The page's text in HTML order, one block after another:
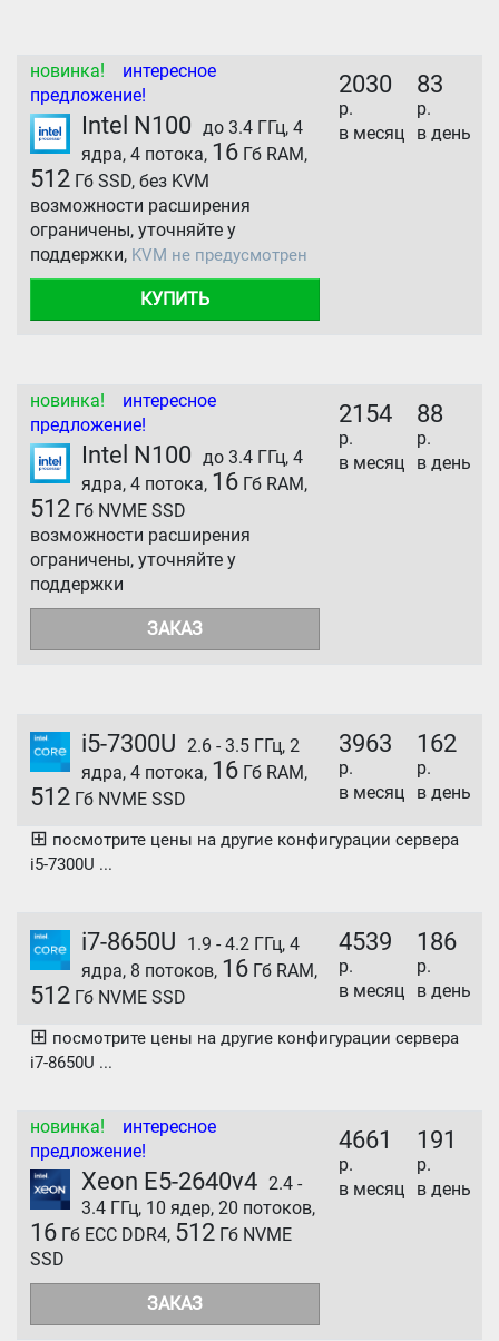
новинка! интересное
предложение!
Intel N100 до 3.4 ГГц, 4
ядра, 4 потока, 16Гб RAM,
512 Гб SSD, без KVM
возможности расширения
ограничены, уточняйте у
поддержки, KVM не предусмотрен
КУПИТЬ
2030
р.
в месяц
83
р.
в день
новинка! интересное
предложение!
Intel N100 до 3.4 ГГц, 4
ядра, 4 потока, 16Гб RAM,
512 Гб NVME SSD
возможности расширения
ограничены, уточняйте у
поддержки
ЗАКАЗ
2154
р.
в месяц
88
р.
в день
i5-7300U
2.6 - 3.5 ГГц, 2
ядра, 4 потока, 16 Гб RAM,
512 Гб NVME SSD
3963
р.
в месяц
162
р.
в день
⊞ посмотрите цены на другие конфигурации сервера
i5-7300U ...
i7-8650U
1.9 - 4.2 ГГц, 4
ядра, 8 потоков, 16 Гб RAM,
512 Гб NVME SSD
4539
р.
в месяц
186
р.
в день
⊞ посмотрите цены на другие конфигурации сервера
i7-8650U ...
новинка! интересное
предложение!
Xeon E5-2640v4 2.4 -
3.4 ГГц, 10 ядер, 20 потоков,
16 Гб ECC DDR4, 512 Гб NVME
SSD
ЗАКАЗ
4661
р.
в месяц
191
р.
в день